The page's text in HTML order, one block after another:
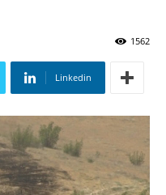
1562
Linkedin